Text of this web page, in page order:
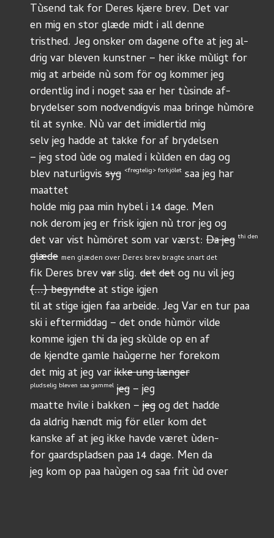
Tùsend tak for Deres kjære brev. Det var
en mig en stor glæde midt i all denne
tristhed. Jeg onsker om dagene ofte at jeg al-
drig var bleven kunstner – her ikke mùligt for
mig at arbeide nù som för og kommer jeg
ordentlig ind i noget saa er her tùsinde af-
brydelser som nodvendigvis maa bringe hùmöre
til at synke. Nù var det imidlertid mig
selv jeg hadde at takke for af brydelsen
– jeg stod ùde og maled i kùlden en dag og
blev naturligvis syg <fregtelig> forkjölet saa jeg har
maattet
holde mig paa min hybel i 14 dage. Men
nok derom jeg er frisk igjen nù tror jeg og
det var vist hùmöret som var værst: Da jeg thi den
glæde men glæden over Deres brev bragte snart det
fik Deres brev var slig. detdet og nu vil jeg
{...} begyndte at stige igjen
til at stige igjen faa arbeide. Jeg Var en tur paa
ski i eftermiddag – det onde hùmör vilde
komme igjen thi da jeg skùlde op en af
de kjendte gamle haùgerne her forekom
det mig at jeg var ikke ung længer
pludselig bleven saa gammel jeg – jeg
maatte hvile i bakken – jeg og det hadde
da aldrig hændt mig för eller kom det
kanske af at jeg ikke havde været ùden-
for gaardspladsen paa 14 dage. Men da
jeg kom op paa haùgen og saa frit ùd over